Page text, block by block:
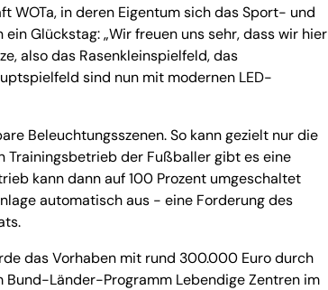
WOTa, in deren Eigentum sich das Sport- und
Glückstag: „Wir freuen uns sehr, dass wir hier
also das Rasenkleinspielfeld, das
sind nun mit modernen LED-
Beleuchtungsszenen. So kann gezielt nur die
der Fußballer gibt es eine
kann dann auf 100 Prozent umgeschaltet
automatisch aus - eine Forderung des
das Vorhaben mit rund 300.000 Euro durch
Länder-Programm Lebendige Zentren im